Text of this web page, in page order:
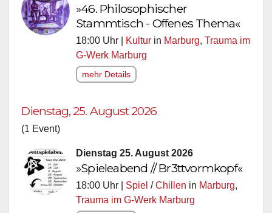
»46. Philosophischer
Stammtisch - Offenes Thema«
18:00 Uhr | Kultur in Marburg, Trauma im
G-Werk Marburg
mehr Details
Dienstag, 25. August 2026
(1 Event)
Dienstag 25. August 2026
»Spieleabend // Br3ttvormkopf«
18:00 Uhr | Spiel /Chillen in Marburg,
Trauma im G-Werk Marburg